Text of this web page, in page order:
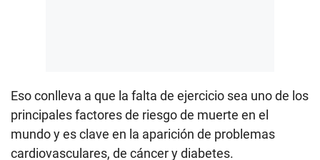
Eso conlleva a que la falta de ejercicio sea uno de los
principales factores de riesgo de muerte en el
mundo y es clave en la aparición de problemas
cardiovasculares, de cáncer y diabetes.